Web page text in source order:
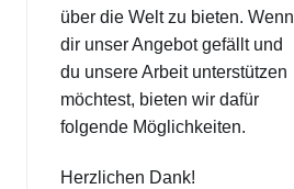
über die Welt zu bieten. Wenn
dir unser Angebot gefällt und
du unsere Arbeit unterstützen
möchtest, bieten wir dafür
folgende Möglichkeiten.
Herzlichen Dank!